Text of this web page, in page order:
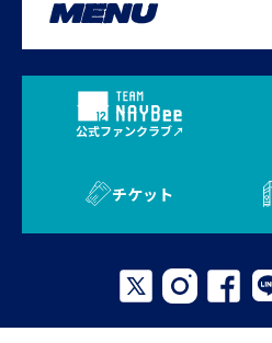
MENU
公式ファンクラブ
チケット